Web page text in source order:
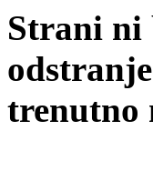
Strani ni
trenutno